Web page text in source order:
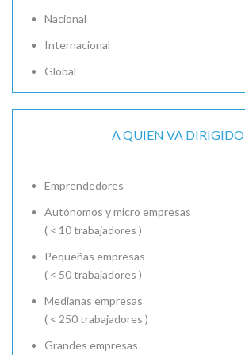
Nacional
Internacional
Global
A QUIEN VA DIRIGIDO
Emprendedores
Autónomos y micro empresas
( < 10 trabajadores )
Pequeñas empresas
( < 50 trabajadores )
Medianas empresas
( < 250 trabajadores )
Grandes empresas